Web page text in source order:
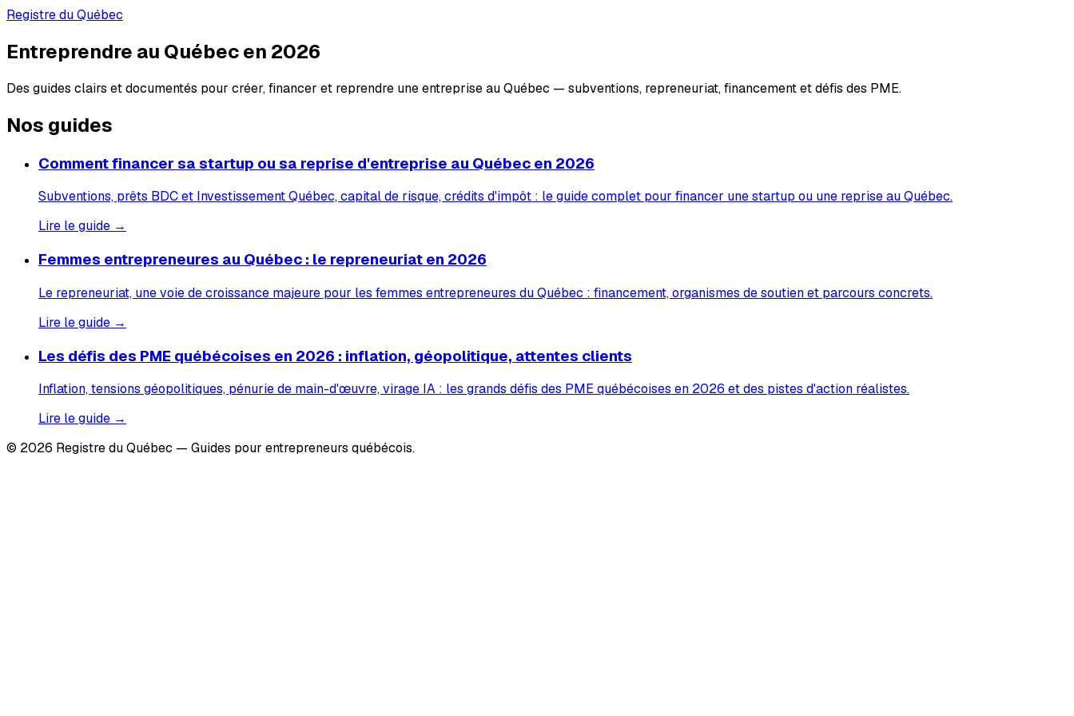
Registre du Québec
Entreprendre au Québec en 2026
Des guides clairs et documentés pour créer, financer et reprendre une entreprise au Québec — subventions, repreneuriat, financement et défis des PME.
Nos guides
Comment financer sa startup ou sa reprise d'entreprise au Québec en 2026
Subventions, prêts BDC et Investissement Québec, capital de risque, crédits d'impôt : le guide complet pour financer une startup ou une reprise au Québec.
Lire le guide →
Femmes entrepreneures au Québec : le repreneuriat en 2026
Le repreneuriat, une voie de croissance majeure pour les femmes entrepreneures du Québec : financement, organismes de soutien et parcours concrets.
Lire le guide →
Les défis des PME québécoises en 2026 : inflation, géopolitique, attentes clients
Inflation, tensions géopolitiques, pénurie de main-d'œuvre, virage IA : les grands défis des PME québécoises en 2026 et des pistes d'action réalistes.
Lire le guide →
© 2026 Registre du Québec — Guides pour entrepreneurs québécois.